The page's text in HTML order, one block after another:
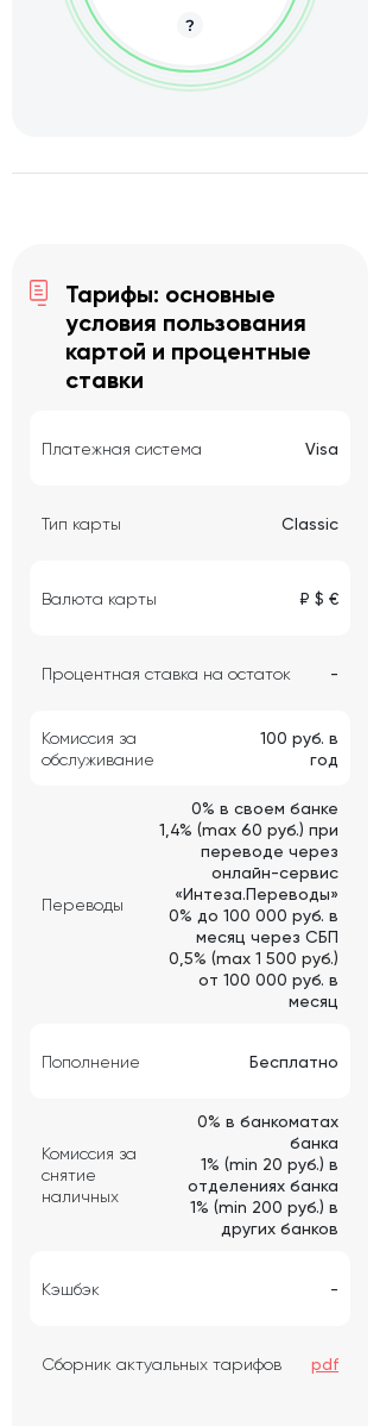
Тарифы: основные
условия пользования
картой и процентные
ставки
Платежная система Visa
Тип карты Classic
Валюта карты ₽ $ €
Процентная ставка на остаток -
Комиссия за
обслуживание
100 руб. в
год
Переводы
0% в своем банке
1,4% (max 60 руб.) при
переводе через
онлайн-сервис
«Интеза.Переводы»
0% до 100 000 руб. в
месяц через СБП
0,5% (max 1 500 руб.)
от 100 000 руб. в
месяц
Пополнение Бесплатно
Комиссия за
снятие
наличных
0% в банкоматах
банка
1% (min 20 руб.) в
отделениях банка
1% (min 200 руб.) в
других банков
Кэшбэк -
Сборник актуальных тарифов pdf